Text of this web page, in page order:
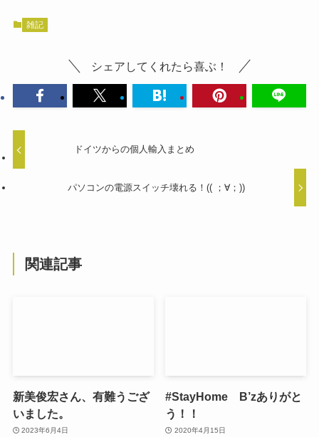
雑記
シェアしてくれたら喜ぶ！
ドイツからの個人輸入まとめ
パソコンの電源スイッチ壊れる！(( ；∀；))
関連記事
新美俊宏さん、有難うござ
いました。
2023年6月4日
#StayHome B’zありがと
う！！
2020年4月15日